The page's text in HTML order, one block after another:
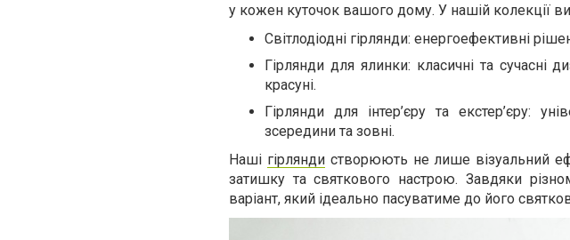
у кожен куточок вашого дому. У нашій колекції
Світлодіодні гірлянди: енергоефективні
Гірлянди для ялинки: класичні та сучасні
красуні.
Гірлянди для інтер’єру та екстер’єру:
зсередини та зовні.
Наші гірляндистворюють не лише візуальний
затишку та святкового настрою. Завдяки
варіант, який ідеально пасуватиме до його